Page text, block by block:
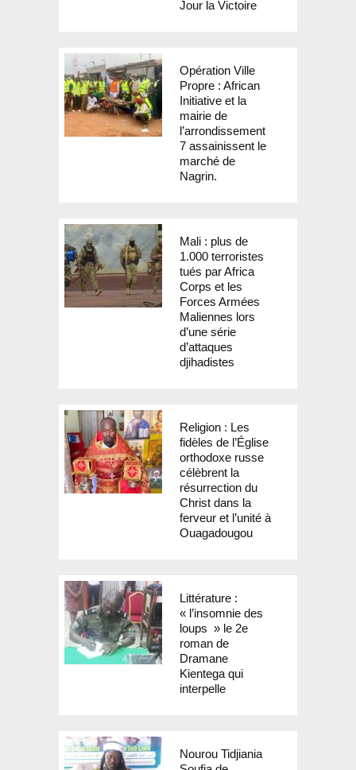
Jour la Victoire
Opération Ville
Propre : African
Initiative et la
mairie de
l’arrondissement
7 assainissent le
marché de
Nagrin.
Mali : plus de
1.000 terroristes
tués par Africa
Corps et les
Forces Armées
Maliennes lors
d’une série
d’attaques
djihadistes
Religion : Les
fidèles de l’Église
orthodoxe russe
célèbrent la
résurrection du
Christ dans la
ferveur et l’unité à
Ouagadougou
Littérature :
« l’insomnie des
loups » le 2e
roman de
Dramane
Kientega qui
interpelle
Nourou Tidjiania